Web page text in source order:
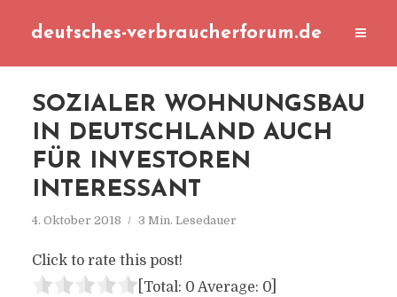
deutsches-verbraucherforum.de
SOZIALER WOHNUNGSBAU
IN DEUTSCHLAND AUCH
FÜR INVESTOREN
INTERESSANT
4. Oktober 2018 3 Min. Lesedauer
Click to rate this post!
[Total: 0 Average: 0]